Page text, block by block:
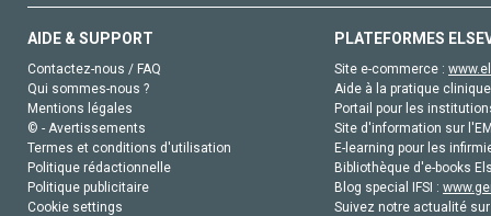
AIDE & SUPPORT
Contactez-nous / FAQ
Qui sommes-nous ?
Mentions légales
© - Avertissements
Termes et conditions d'utilisation
Politique rédactionnelle
Politique publicitaire
Cookie settings
PLATEFORMES
Site e-commerce :
Aide à la pratique
Portail pour les
Site d'information sur
E-learning pour les
Bibliothèque d'e-books
Blog special IFSI :
Suivez notre actualité